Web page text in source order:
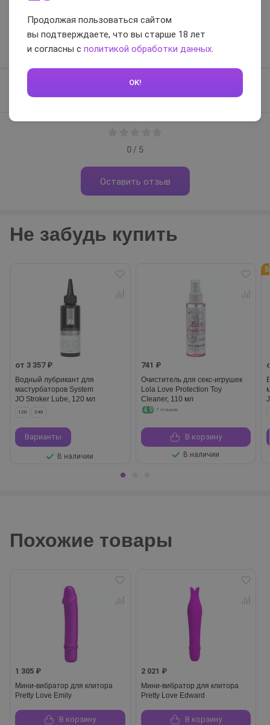
Отзывы и вопросы-
ответы
Отзывы Вопросы-ответы
Отзывов нет, будьте первым
0 / 5
Оставить отзыв
Не забудь купить
от 3 357 ₽
Водный лубрикант для
мастурбаторов System
JO Stroker Lube, 120 мл
120 240
Варианты
В наличии
741 ₽
Очиститель для секс-игрушек
Lola Love Protection Toy
Cleaner, 110 мл
4.9 7 отзывов
В корзину
В наличии
Похожие товары
1 305 ₽
Мини-вибратор для клитора
Pretty Love Emily
В корзину
2 021 ₽
Мини-вибратор для клитора
Pretty Love Edward
В корзину
Продолжая пользоваться сайтом
вы подтверждаете, что вы старше 18 лет
и согласны с политикой обработки данных.
OK!